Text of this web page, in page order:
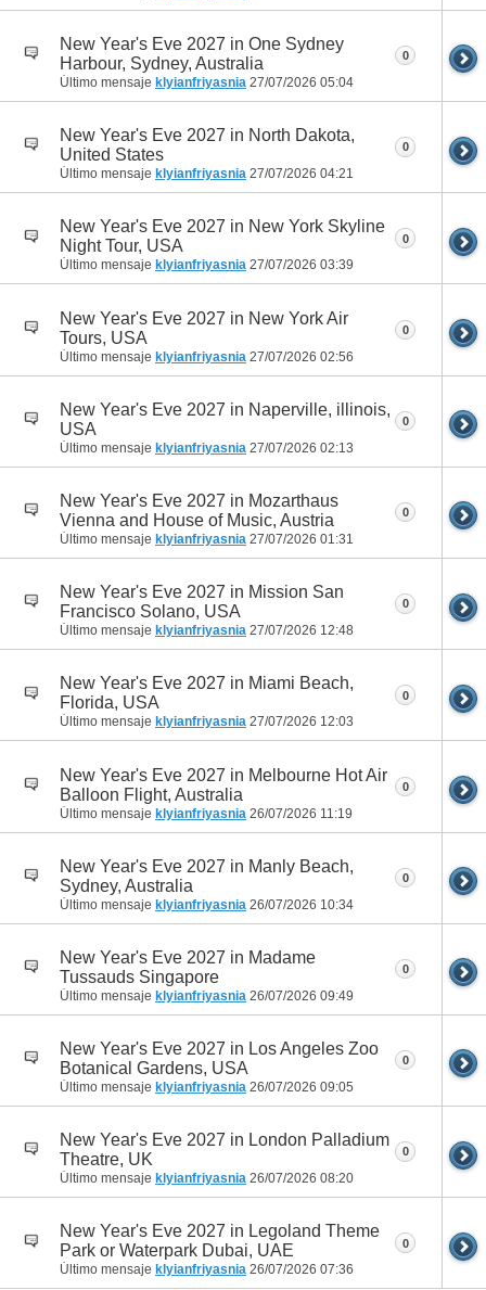
New Year's Eve 2027 in One Sydney
Harbour, Sydney, Australia
Último mensaje klyianfriyasnia 27/07/2026 05:04
0
New Year's Eve 2027 in North Dakota,
United States
Último mensaje klyianfriyasnia 27/07/2026 04:21
0
New Year's Eve 2027 in New York Skyline
Night Tour, USA
Último mensaje klyianfriyasnia 27/07/2026 03:39
0
New Year's Eve 2027 in New York Air
Tours, USA
Último mensaje klyianfriyasnia 27/07/2026 02:56
0
New Year's Eve 2027 in Naperville, illinois,
USA
Último mensaje klyianfriyasnia 27/07/2026 02:13
0
New Year's Eve 2027 in Mozarthaus
Vienna and House of Music, Austria
Último mensaje klyianfriyasnia 27/07/2026 01:31
0
New Year's Eve 2027 in Mission San
Francisco Solano, USA
Último mensaje klyianfriyasnia 27/07/2026 12:48
0
New Year's Eve 2027 in Miami Beach,
Florida, USA
Último mensaje klyianfriyasnia 27/07/2026 12:03
0
New Year's Eve 2027 in Melbourne Hot Air
Balloon Flight, Australia
Último mensaje klyianfriyasnia 26/07/2026 11:19
0
New Year's Eve 2027 in Manly Beach,
Sydney, Australia
Último mensaje klyianfriyasnia 26/07/2026 10:34
0
New Year's Eve 2027 in Madame
Tussauds Singapore
Último mensaje klyianfriyasnia 26/07/2026 09:49
0
New Year's Eve 2027 in Los Angeles Zoo
Botanical Gardens, USA
Último mensaje klyianfriyasnia 26/07/2026 09:05
0
New Year's Eve 2027 in London Palladium
Theatre, UK
Último mensaje klyianfriyasnia 26/07/2026 08:20
0
New Year's Eve 2027 in Legoland Theme
Park or Waterpark Dubai, UAE
Último mensaje klyianfriyasnia 26/07/2026 07:36
0